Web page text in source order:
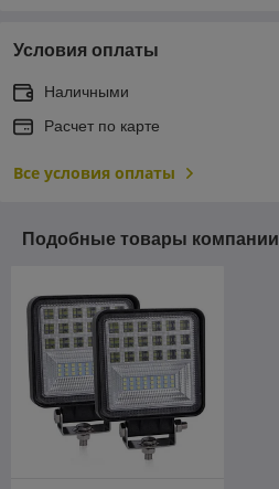
Условия оплаты
Наличными
Расчет по карте
Все условия оплаты
Подобные товары компании